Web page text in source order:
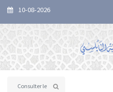
10-08-2026